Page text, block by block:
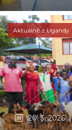
Aktuálně z Ugandy
20. 3. 2026